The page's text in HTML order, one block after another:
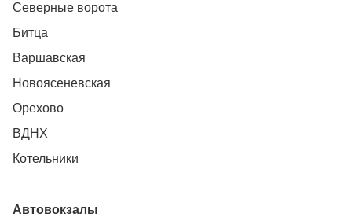
Северные ворота
Битца
Варшавская
Новоясеневская
Орехово
ВДНХ
Котельники
Автовокзалы